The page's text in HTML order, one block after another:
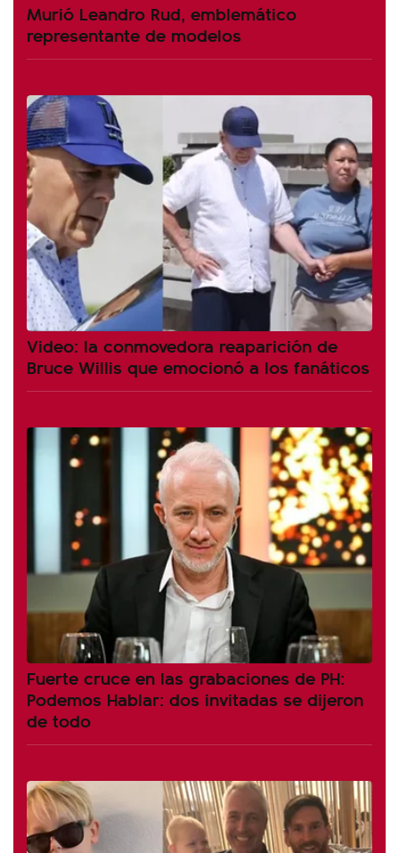
Murió Leandro Rud, emblemático
representante de modelos
Video: la conmovedora reaparición de
Bruce Willis que emocionó a los fanáticos
Fuerte cruce en las grabaciones de PH:
Podemos Hablar: dos invitadas se dijeron
de todo